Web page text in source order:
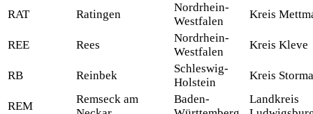
RAT
Ratingen
Nordrhein-
Westfalen
Kreis
REE Rees
Nordrhein-
Westfalen
Kreis Kleve
RB Reinbek
Schleswig-
Holstein
Kreis
REM
Remseck am
Baden-
Landkreis